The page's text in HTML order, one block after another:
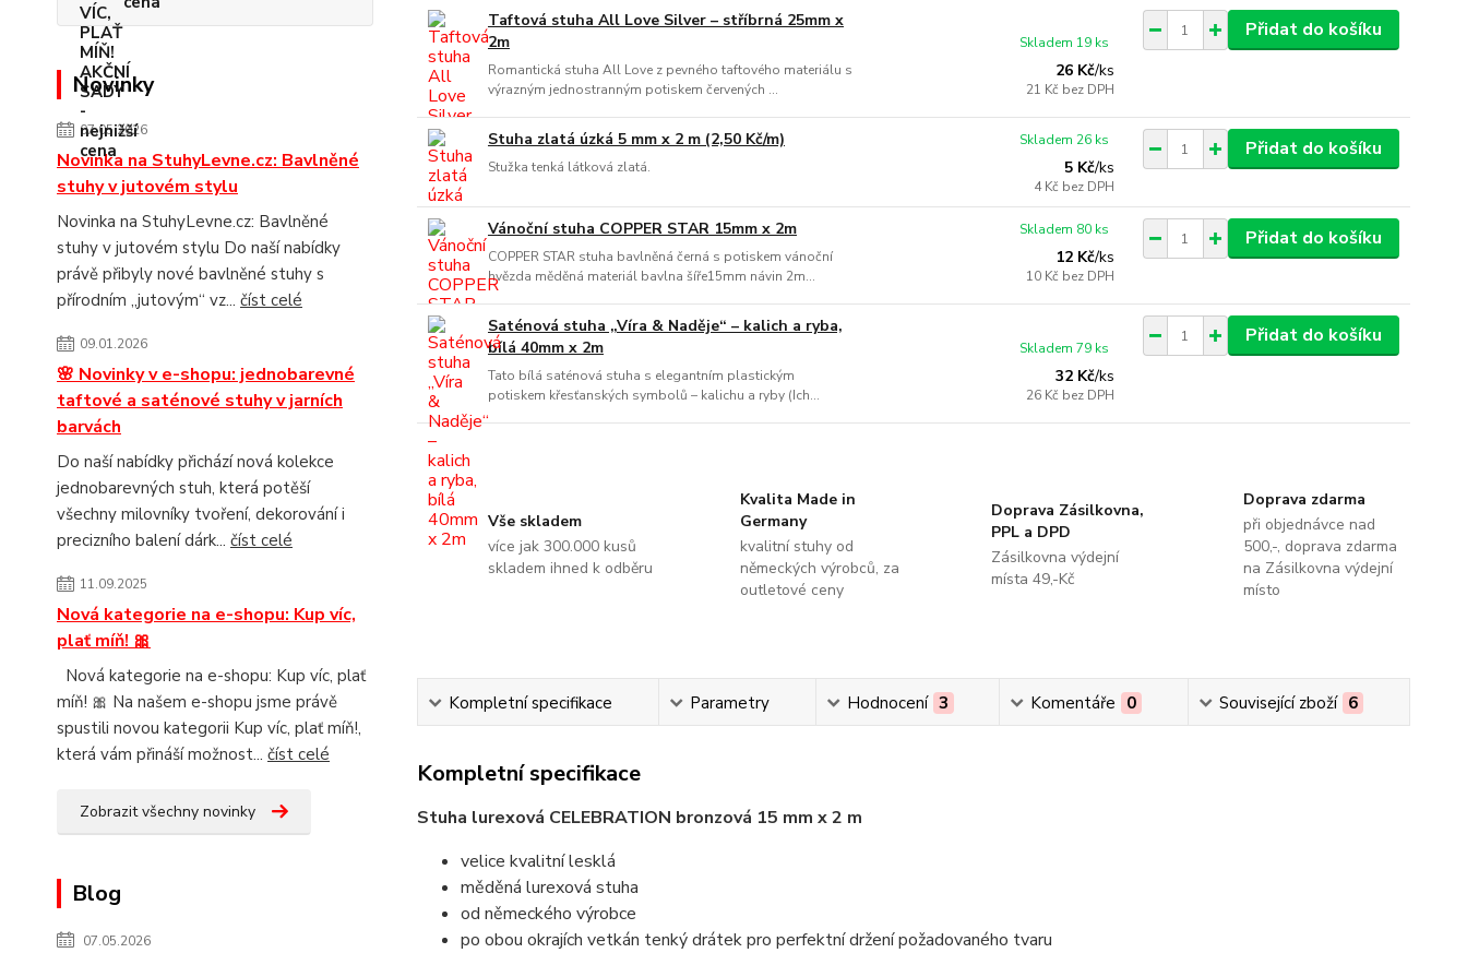
Novinky
07.05.2026
Novinka na StuhyLevne.cz: Bavlněné
stuhy v jutovém stylu
Novinka na StuhyLevne.cz: Bavlněné
stuhy v jutovém stylu Do naší nabídky
právě přibyly nové bavlněné stuhy s
přírodním „jutovým“ vz... číst celé
09.01.2026
🌸 Novinky v e-shopu: jednobarevné
taftové a saténové stuhy v jarních
barvách
Do naší nabídky přichází nová kolekce
jednobarevných stuh, která potěší
všechny milovníky tvoření, dekorování i
precizního balení dárk... číst celé
11.09.2025
Nová kategorie na e-shopu: Kup víc,
plať míň! 🎀
Nová kategorie na e-shopu: Kup víc, plať
míň! 🎀 Na našem e-shopu jsme právě
spustili novou kategorii Kup víc, plať míň!,
která vám přináší možnost... číst celé
Zobrazit všechny novinky
Blog
07.05.2026
Taftová stuha All Love Silver – stříbrná 25mm x
2m
Romantická stuha All Love z pevného taftového materiálu s
výrazným jednostranným potiskem červených ...
26 Kč/ks
21 Kč bez DPH
Skladem 19 ks
Přidat do košíku
Stuha zlatá úzká 5 mm x 2 m (2,50 Kč/m)
Stužka tenká látková zlatá. 5 Kč/ks
4 Kč bez DPH
Skladem 26 ks Přidat do košíku
Vánoční stuha COPPER STAR 15mm x 2m
COPPER STAR stuha bavlněná černá s potiskem vánoční
hvězda měděná materiál bavlna šíře15mm návin 2m...
12 Kč/ks
10 Kč bez DPH
Skladem 80 ks Přidat do košíku
Saténová stuha „Víra & Naděje“ – kalich a ryba,
bílá 40mm x 2m
Tato bílá saténová stuha s elegantním plastickým
potiskem křesťanských symbolů – kalichu a ryby (Ich...
32 Kč/ks
26 Kč bez DPH
Skladem 79 ks
Přidat do košíku
Vše skladem
více jak 300.000 kusů
skladem ihned k odběru
Kvalita Made in
Germany
kvalitní stuhy od
německých výrobců, za
outletové ceny
Doprava Zásilkovna,
PPL a DPD
Zásilkovna výdejní
místa 49,-Kč
Doprava zdarma
při objednávce nad
500,-, doprava zdarma
na Zásilkovna výdejní
místo
Kompletní specifikace Parametry Hodnocení 3 Komentáře 0 Související zboží 6
Kompletní specifikace
Stuha lurexová CELEBRATION bronzová 15 mm x 2 m
velice kvalitní lesklá
měděná lurexová stuha
od německého výrobce
po obou okrajích vetkán tenký drátek pro perfektní držení požadovaného tvaru